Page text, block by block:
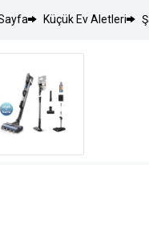
Küçük Ev Aletleri